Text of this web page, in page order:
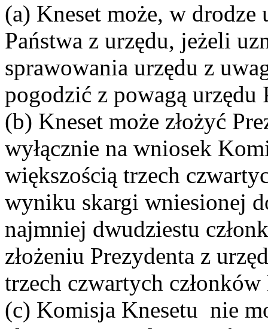
(a) Kneset może, w drodze
Państwa z urzędu, jeżeli
sprawowania urzędu z
pogodzić z powagą urzędu
(b) Kneset może złożyć
wyłącznie na wniosek
większością trzech
wyniku skargi wniesionej
najmniej dwudziestu
złożeniu Prezydenta z
trzech czwartych członków
(c) Komisja Knesetu nie